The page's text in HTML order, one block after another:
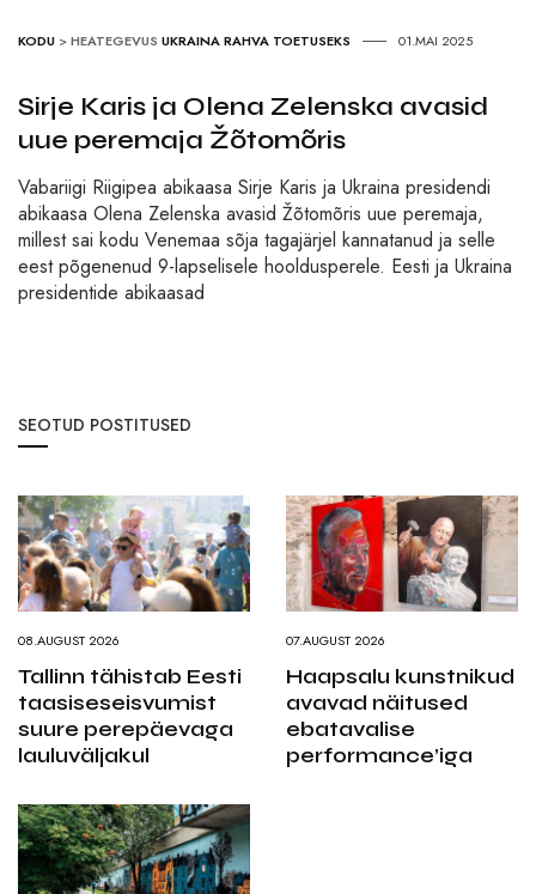
KODU >HEATEGEVUS UKRAINA RAHVA TOETUSEKS 01.MAI 2025
Sirje Karis ja Olena Zelenska avasid
uue peremaja Žõtomõris
Vabariigi Riigipea abikaasa Sirje Karis ja Ukraina presidendi
abikaasa Olena Zelenska avasid Žõtomõris uue peremaja,
millest sai kodu Venemaa sõja tagajärjel kannatanud ja selle
eest põgenenud 9-lapselisele hooldusperele. Eesti ja Ukraina
presidentide abikaasad
SEOTUD POSTITUSED
08.AUGUST 2026
Tallinn tähistab Eesti
taasiseseisvumist
suure perepäevaga
lauluväljakul
07.AUGUST 2026
Haapsalu kunstnikud
avavad näitused
ebatavalise
performance’iga